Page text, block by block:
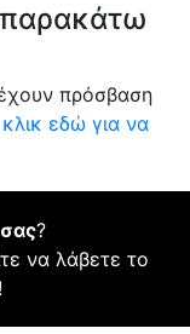
παρακάτω
πρόσβαση
εδώ για να
?
να λάβετε το